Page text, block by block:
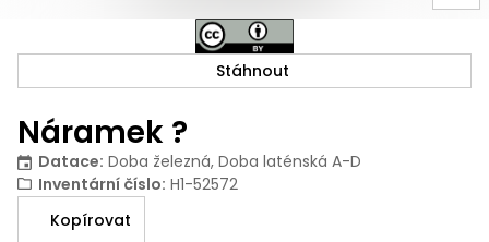
Náramek ?
Datace: Doba železná, Doba laténská A-D
Inventární číslo: H1-52572
Kopírovat
Stáhnout